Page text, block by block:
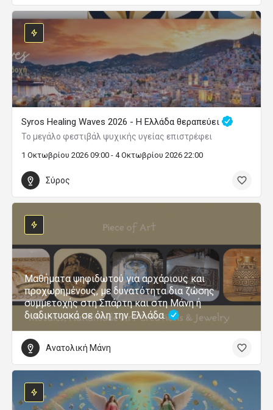
Syros Healing Waves 2026 - Η Ελλάδα θεραπεύει
Το μεγάλο φεστιβάλ ψυχικής υγείας επιστρέφει
1 Οκτωβρίου 2026 09:00 - 4 Οκτωβρίου 2026 22:00
Σύρος
Μαθήματα ψηφιδωτού για αρχάριους και
προχωρημένους, με δυνατότητα δια ζώσης
συμμετοχής στη Σπάρτη και στη Μάνη ή
διαδικτυακά σε όλη την Ελλάδα.
Ανατολική Μάνη